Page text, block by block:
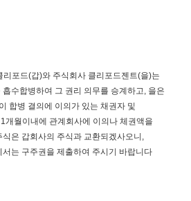
포드(갑)와 주식회사 클리포드젠트(을)는
수합병하여 그 권리 의무를 승계하고, 을은
합병 결의에 이의가 있는 채권자 및
개월이내에 관계회사에 이의나 체권액을
은 갑회사의 주식과 교환되겠사오니,
는 구주권을 제출하여 주시기 바랍니다